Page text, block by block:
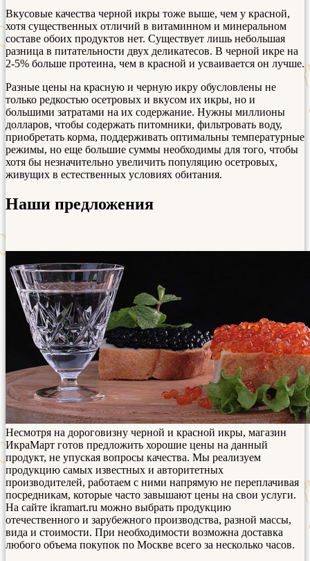
Вкусовые качества черной икры тоже выше, чем у красной,
хотя существенных отличий в витаминном и минеральном
составе обоих продуктов нет. Существует лишь небольшая
разница в питательности двух деликатесов. В черной икре на
2-5% больше протеина, чем в красной и усваивается он лучше.
Разные цены на красную и черную икру обусловлены не
только редкостью осетровых и вкусом их икры, но и
большими затратами на их содержание. Нужны миллионы
долларов, чтобы содержать питомники, фильтровать воду,
приобретать корма, поддерживать оптимальны температурные
режимы, но еще большие суммы необходимы для того, чтобы
хотя бы незначительно увеличить популяцию осетровых,
живущих в естественных условиях обитания.
Наши предложения
Несмотря на дороговизну черной и красной икры, магазин
ИкраМарт готов предложить хорошие цены на данный
продукт, не упуская вопросы качества. Мы реализуем
продукцию самых известных и авторитетных
производителей, работаем с ними напрямую не переплачивая
посредникам, которые часто завышают цены на свои услуги.
На сайте ikramart.ru можно выбрать продукцию
отечественного и зарубежного производства, разной массы,
вида и стоимости. При необходимости возможна доставка
любого объема покупок по Москве всего за несколько часов.